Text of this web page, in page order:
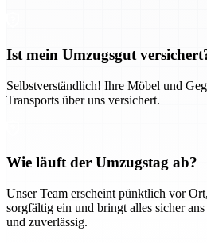
Ist mein Umzugsgut
Selbstverständlich! Ihre Möbel und
Transports über uns versichert.
Wie läuft der Umzugstag ab?
Unser Team erscheint pünktlich vor
sorgfältig ein und bringt alles sicher
und zuverlässig.